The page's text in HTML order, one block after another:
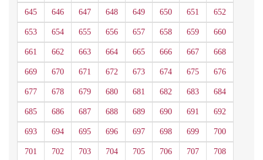
645 646 647 648 649 650 651 652
653 654 655 656 657 658 659 660
661 662 663 664 665 666 667 668
669 670 671 672 673 674 675 676
677 678 679 680 681 682 683 684
685 686 687 688 689 690 691 692
693 694 695 696 697 698 699 700
701 702 703 704 705 706 707 708